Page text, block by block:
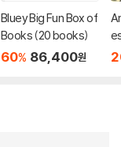
Bluey Big Fun Box of
Books (20 books)
60% 86,400원